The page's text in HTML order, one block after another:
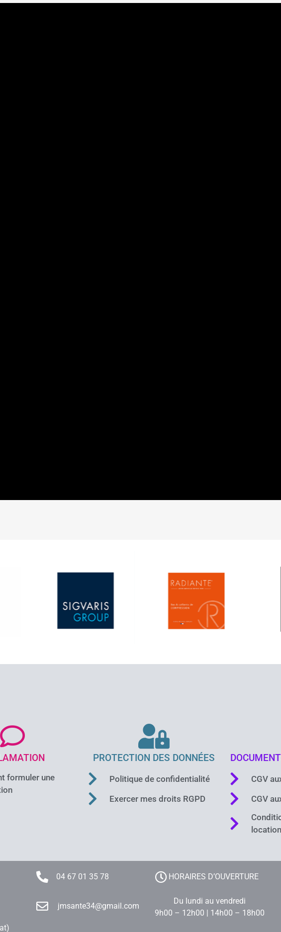
formuler une
PROTECTION DES DONNÉES
Politique de confidentialité
Exercer mes droits RGPD
CGV
CGV
04 67 01 35 78
jmsante34@gmail.com
HORAIRES D’OUVERTURE
Du lundi au vendredi
9h00 – 12h00 | 14h00 – 18h00